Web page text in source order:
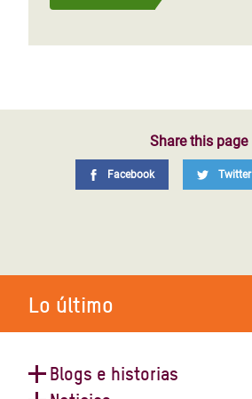
Share this page
Facebook Twitter
Lo último
Blogs e historias